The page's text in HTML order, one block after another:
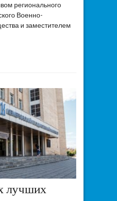
регионального
Военно-
и заместителем
лучших